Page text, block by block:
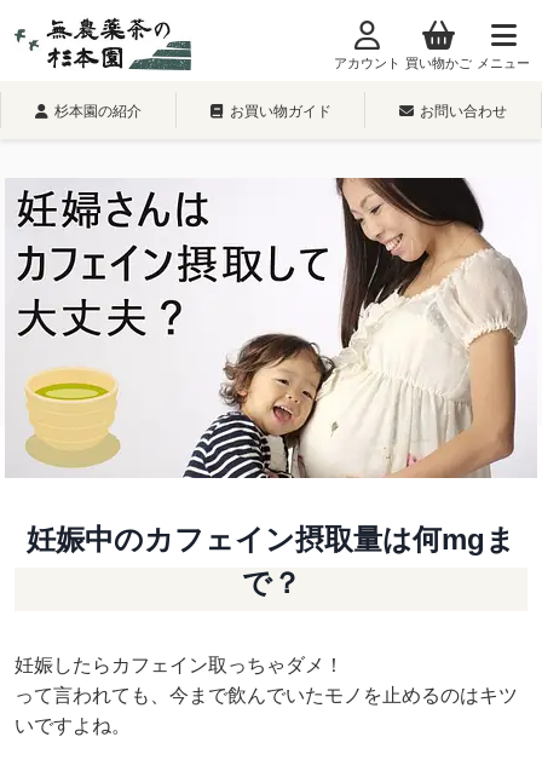
容
キ
プ
アカウント 買い物かご メニュー
杉本園の紹介 お買い物ガイド お問い合わせ
妊娠中のカフェイン摂取量は何mgま
で？
妊娠したらカフェイン取っちゃダメ！
って言われても、今まで飲んでいたモノを止めるのはキツ
いですよね。